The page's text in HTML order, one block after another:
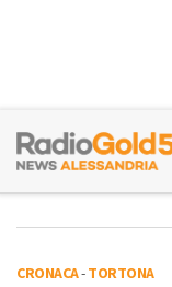
CRONACA-TORTONA